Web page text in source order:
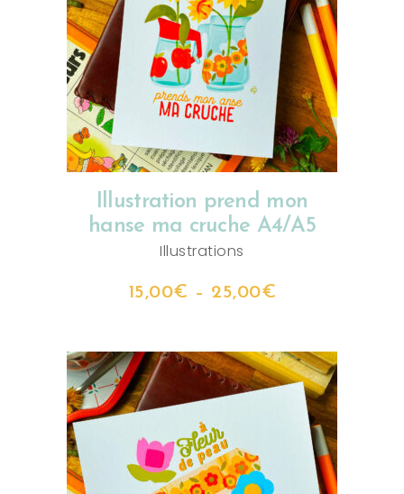
CHOIX DES OPTIONS
Illustration prend mon
hanse ma cruche A4/A5
Illustrations
15,00€ – 25,00€
CHOIX DES OPTIONS